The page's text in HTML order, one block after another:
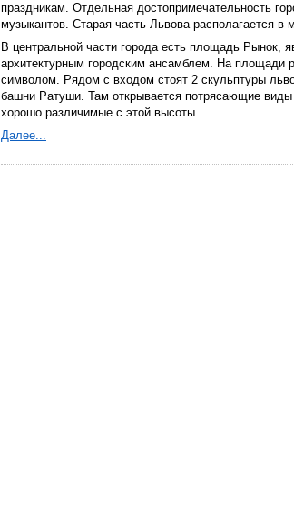
праздникам. Отдельная достопримечательность
музыкантов. Старая часть Львова располагается
В центральной части города есть площадь
архитектурным городским ансамблем. На площади
символом. Рядом с входом стоят 2 скульптуры
башни Ратуши. Там открывается потрясающие виды
хорошо различимые с этой высоты.
Далее...